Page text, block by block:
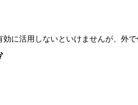
に活用しないといけませんが、外で